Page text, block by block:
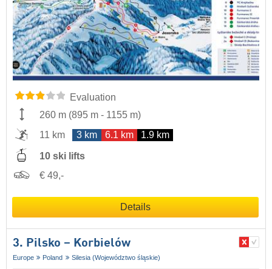
Evaluation
260 m (895 m - 1155 m)
11 km
3 km 6.1 km 1.9 km
10 ski lifts
€ 49,-
Details
3. Pilsko – Korbielów
Europe Poland Silesia (Województwo śląskie)